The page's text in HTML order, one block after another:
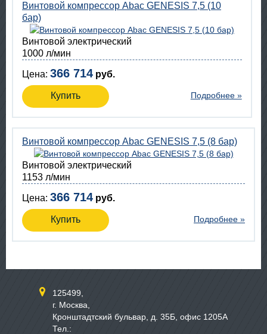
Винтовой компрессор Abac GENESIS 7,5 (10
бар)
Винтовой электрический
1000 л/мин
Цена: 366 714 руб.
Купить Подробнее »
Винтовой компрессор Abac GENESIS 7,5 (8 бар)
Винтовой электрический
1153 л/мин
Цена: 366 714 руб.
Купить Подробнее »
125499,
г. Москва,
Кронштадтский бульвар, д. 35Б, офис 1205А
Тел.: